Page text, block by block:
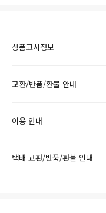
상품고시정보
교환/반품/환불 안내
이용 안내
택배 교환/반품/환불 안내